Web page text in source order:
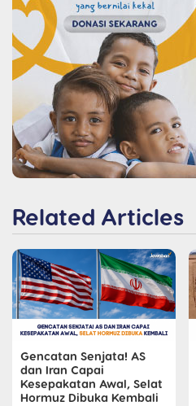
Related Articles
Gencatan Senjata! AS
dan Iran Capai
Kesepakatan Awal, Selat
Hormuz Dibuka Kembali